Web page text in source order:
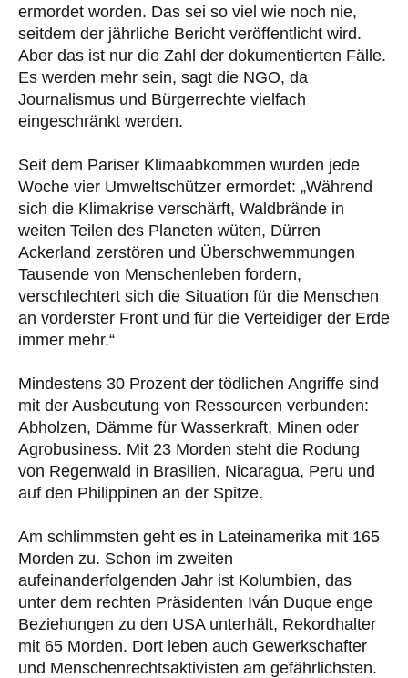
ermordet worden. Das sei so viel wie noch nie,
seitdem der jährliche Bericht veröffentlicht wird.
Aber das ist nur die Zahl der dokumentierten Fälle.
Es werden mehr sein, sagt die NGO, da
Journalismus und Bürgerrechte vielfach
eingeschränkt werden.
Seit dem Pariser Klimaabkommen wurden jede
Woche vier Umweltschützer ermordet: „Während
sich die Klimakrise verschärft, Waldbrände in
weiten Teilen des Planeten wüten, Dürren
Ackerland zerstören und Überschwemmungen
Tausende von Menschenleben fordern,
verschlechtert sich die Situation für die Menschen
an vorderster Front und für die Verteidiger der Erde
immer mehr.“
Mindestens 30 Prozent der tödlichen Angriffe sind
mit der Ausbeutung von Ressourcen verbunden:
Abholzen, Dämme für Wasserkraft, Minen oder
Agrobusiness. Mit 23 Morden steht die Rodung
von Regenwald in Brasilien, Nicaragua, Peru und
auf den Philippinen an der Spitze.
Am schlimmsten geht es in Lateinamerika mit 165
Morden zu. Schon im zweiten
aufeinanderfolgenden Jahr ist Kolumbien, das
unter dem rechten Präsidenten Iván Duque enge
Beziehungen zu den USA unterhält, Rekordhalter
mit 65 Morden. Dort leben auch Gewerkschafter
und Menschenrechtsaktivisten am gefährlichsten.